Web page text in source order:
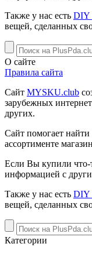
Также у нас есть DIY
вещей, сделанных
О сайте
Правила сайта
Сайт MYSKU.club
зарубежных
других.
Сайт помогает
ассортименте
Если Вы купили что-
информацией с
Также у нас есть DIY
вещей, сделанных
Категории